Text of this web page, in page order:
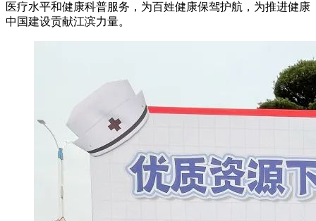
医疗水平和健康科普服务，为百姓健康保驾护航，为推进健康
中国建设贡献江滨力量。